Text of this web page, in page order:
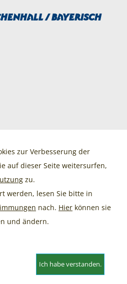
zur Verbesserung der
auf dieser Seite weitersurfen,
zu.
werden, lesen Sie bitte in
nach. Hier können sie
und ändern.
Ich habe verstanden.
/ Bayerisch
und gesetzlicher Mehrwertsteuer zzgl.